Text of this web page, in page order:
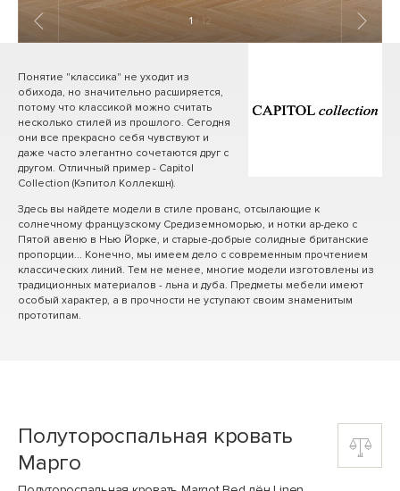
1 / 12
Понятие "классика" не уходит из
обихода, но значительно расширяется,
потому что классикой можно считать
несколько стилей из прошлого. Сегодня
они все прекрасно себя чувствуют и
даже часто элегантно сочетаются друг с
другом. Отличный пример - Capitol
Collection (Кэпитол Коллекшн).
Здесь вы найдете модели в стиле прованс, отсылающие к
солнечному французскому Средиземноморью, и нотки ар-деко с
Пятой авеню в Нью Йорке, и старые-добрые солидные британские
пропорции... Конечно, мы имеем дело с современным прочтением
классических линий. Тем не менее, многие модели изготовлены из
традиционных материалов - льна и дуба. Предметы мебели имеют
особый характер, а в прочности не уступают своим знаменитым
прототипам.
Полутороспальная кровать
Марго